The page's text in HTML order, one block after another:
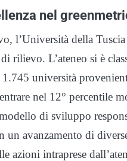
nel
l’Università della
rilievo. L’ateneo si è
università
nel 12° percentile
di sviluppo
un avanzamento di
azioni intraprese